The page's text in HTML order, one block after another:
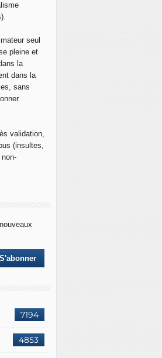
seul
pleine et
la
dans la
sans
validation,
(insultes,
7194
4853